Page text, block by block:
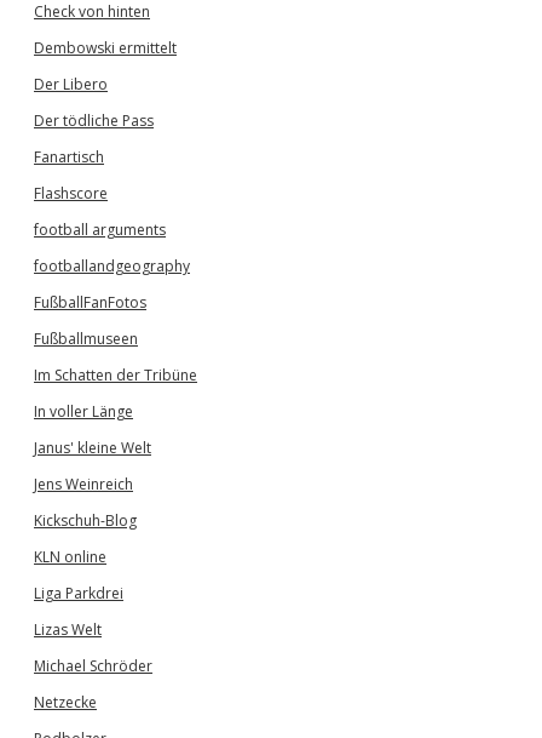
Check von hinten
Dembowski ermittelt
Der Libero
Der tödliche Pass
Fanartisch
Flashscore
football arguments
footballandgeography
FußballFanFotos
Fußballmuseen
Im Schatten der Tribüne
In voller Länge
Janus' kleine Welt
Jens Weinreich
Kickschuh-Blog
KLN online
Liga Parkdrei
Lizas Welt
Michael Schröder
Netzecke